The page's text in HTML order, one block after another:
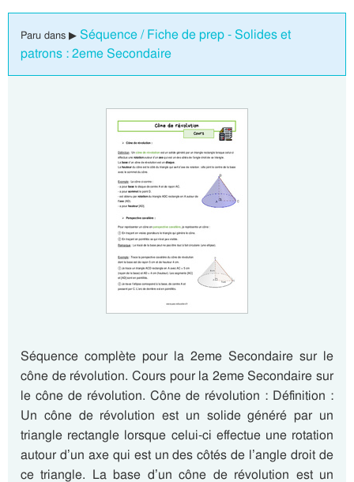
Paru dans ▶ Séquence / Fiche de prep - Solides et
patrons : 2eme Secondaire
Séquence complète pour la 2eme Secondaire sur le
cône de révolution. Cours pour la 2eme Secondaire sur
le cône de révolution. Cône de révolution : Définition :
Un cône de révolution est un solide généré par un
triangle rectangle lorsque celui-ci effectue une rotation
autour d’un axe qui est un des côtés de l’angle droit de
ce triangle. La base d’un cône de révolution est un